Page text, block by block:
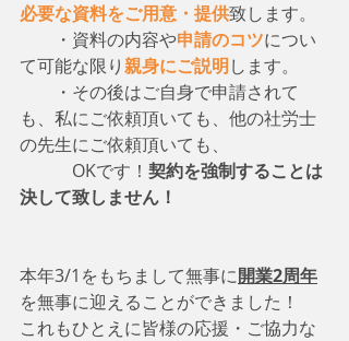
必要な資料をご用意・提供致します。
・資料の内容や申請のコツについ
て可能な限り親身にご説明します。
・その後はご自身で申請されて
も、私にご依頼頂いても、他の社労士
の先生にご依頼頂いても、
OKです！ 契約を強制することは
決して致しません！
本年3/1をもちまして無事に開業2周年
を無事に迎えることができました！
これもひとえに皆様の応援・ご協力な